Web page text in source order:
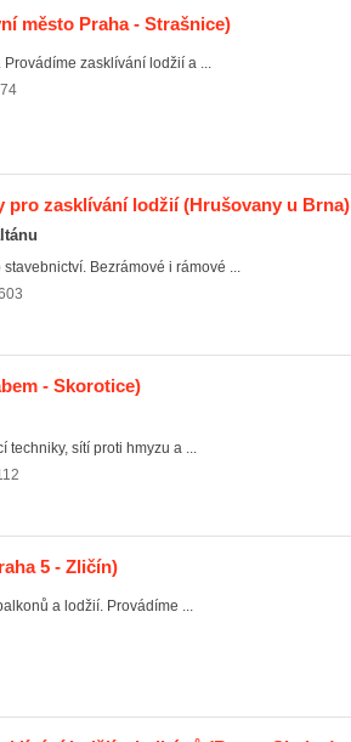
město Praha - Strašnice)
zasklívání lodžií a ...
pro zasklívání lodžií(Hrušovany u Brna)
Bezrámové i rámové ...
- Skorotice)
techniky, sítí proti hmyzu a ...
5 - Zličín)
a lodžií. Provádíme ...